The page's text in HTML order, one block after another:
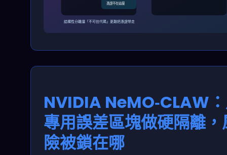
憑證不在這邊
結構性分離讓「不可信代碼」更難把憑證帶走
NVIDIA NeMO‑CLAW
專用誤差區塊做硬隔離，
險被鎖在哪